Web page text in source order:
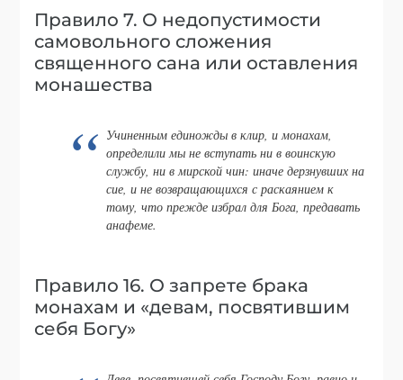
Правило 7. О недопустимости
самовольного сложения
священного сана или оставления
монашества
Учиненным единожды в клир, и монахам,
определили мы не вступать ни в воинскую
службу, ни в мирской чин: иначе дерзнувших на
сие, и не возвращающихся с раскаянием к
тому, что прежде избрал для Бога, предавать
анафеме.
Правило 16. О запрете брака
монахам и «девам, посвятившим
себя Богу»